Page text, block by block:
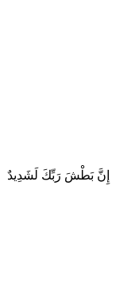
إِنَّ بَطْشَ رَبِّكَ لَشَدِيدٌ